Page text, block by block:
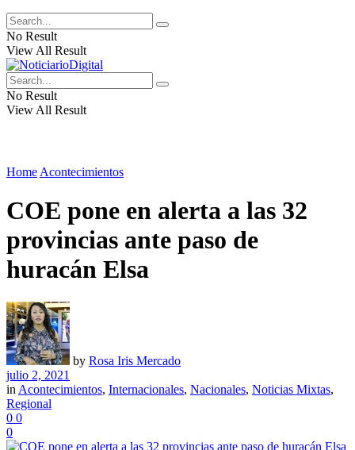
No Result
View All Result
No Result
View All Result
Home Acontecimientos
COE pone en alerta a las 32
provincias ante paso de
huracán Elsa
by Rosa Iris Mercado
julio 2, 2021
in Acontecimientos, Internacionales, Nacionales, Noticias Mixtas,
Regional
0 0
0